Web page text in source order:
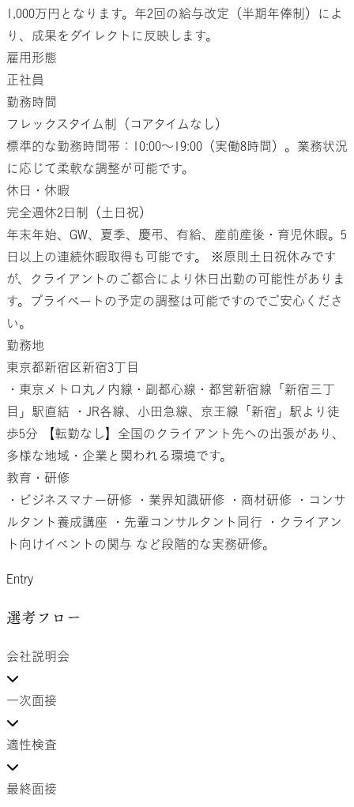
1,000万円となります。年2回の給与改定（半期年俸制）によ
り、成果をダイレクトに反映します。
雇用形態
正社員
勤務時間
フレックスタイム制（コアタイムなし）
標準的な勤務時間帯：10:00〜19:00（実働8時間）。業務状況
に応じて柔軟な調整が可能です。
休日・休暇
完全週休2日制（土日祝）
年末年始、GW、夏季、慶弔、有給、産前産後・育児休暇。5
日以上の連続休暇取得も可能です。
※原則土日祝休みです
が、クライアントのご都合により休日出勤の可能性がありま
す。プライベートの予定の調整は可能ですのでご安心くださ
い。
勤務地
東京都新宿区新宿3丁目
・東京メトロ丸ノ内線・副都心線・都営新宿線「新宿三丁
目」駅直結
・JR各線、小田急線、京王線「新宿」駅より徒
歩5分
【転勤なし】全国のクライアント先への出張があり、
多様な地域・企業と関われる環境です。
教育・研修
・ビジネスマナー研修 ・業界知識研修 ・商材研修 ・コンサ
ルタント養成講座
・先輩コンサルタント同行
・クライアン
ト向けイベントの関与 など段階的な実務研修。
Entry
選考フロー
会社説明会
一次面接
適性検査
最終面接